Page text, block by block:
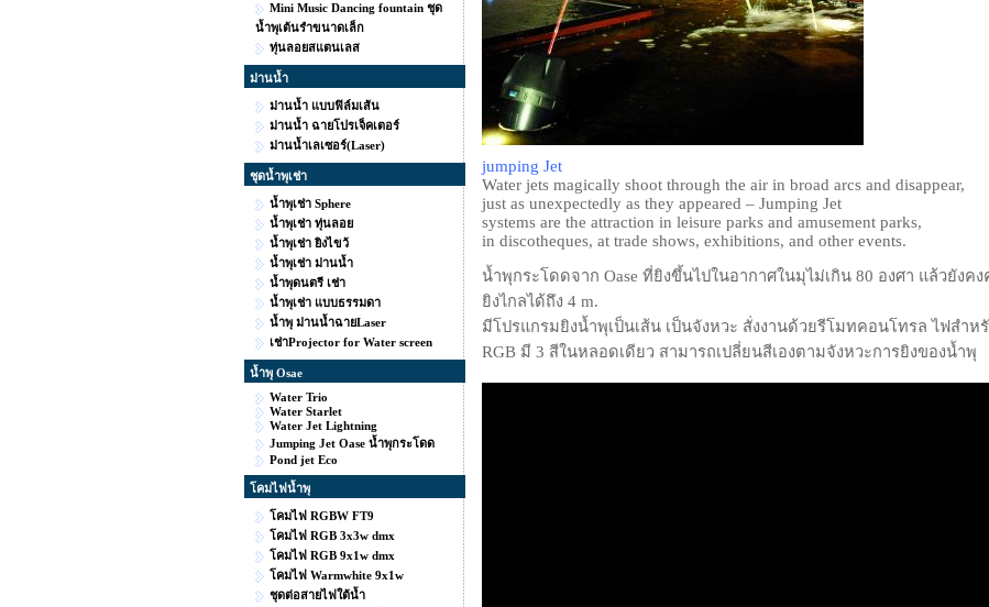
Mini Music Dancing fountain ชุด
น้ำพุเต้นรำขนาดเล็ก
ทุ่นลอยสแตนเลส
ม่านน้ำ
ม่านน้ำ แบบฟิล์มเส้น
ม่านน้ำ ฉายโปรเจ็คเตอร์
ม่านน้ำเลเซอร์(Laser)
ชุดน้ำพุเช่า
น้ำพุเช่า Sphere
น้ำพุเช่า ทุ่นลอย
น้ำพุเช่า ยิงไขว้
น้ำพุเช่า ม่านน้ำ
น้ำพุดนตรี เช่า
น้ำพุเช่า แบบธรรมดา
น้ำพุ ม่านน้ำฉายLaser
เช่าProjector for Water screen
น้ำพุ Osae
Water Trio
Water Starlet
Water Jet Lightning
Jumping Jet Oase น้ำพุกระโดด
Pond jet Eco
โคมไฟน้ำพุ
โคมไฟ RGBW FT9
โคมไฟ RGB 3x3w dmx
โคมไฟ RGB 9x1w dmx
โคมไฟ Warmwhite 9x1w
ชุดต่อสายไฟใต้น้ำ
jumping Jet
Water jets magically shoot through the air in broad arcs and disappear,
just as unexpectedly as they appeared – Jumping Jet
systems are the attraction in leisure parks and amusement parks,
in discotheques, at trade shows, exhibitions, and other events.
น้ำพุกระโดดจาก Oase ที่ยิงขึ้นไปในอากาศในมุไม่เกิน 80 องศา แล้วยังค
ยิงไกลได้ถึง 4 m.
มีโปรแกรมยิงน้ำพุเป็นเส้น เป็นจังหวะ สั่งงานด้วยรีโมทคอนโทรล ไฟสำห
RGB มี 3 สีในหลอดเดียว สามารถเปลี่ยนสีเองตามจังหวะการยิงของน้ำพุ